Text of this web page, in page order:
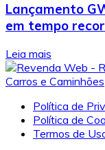
Lançamento
em tempo
Leia mais
Política de
Política de
Termos de